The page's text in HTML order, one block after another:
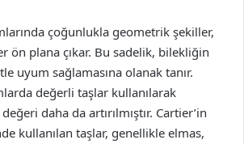
çoğunlukla geometrik şekiller,
ön plana çıkar. Bu sadelik, bilekliğin
uyum sağlamasına olanak tanır.
değerli taşlar kullanılarak
daha da artırılmıştır. Cartier’in
kullanılan taşlar, genellikle elmas,